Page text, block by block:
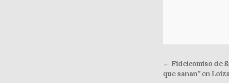
Post
← Fideicomiso de
que sanan” en